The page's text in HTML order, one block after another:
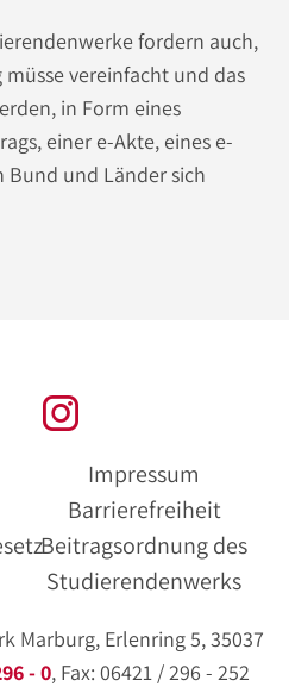
fordern auch,
vereinfacht und das
in Form eines
einer e-Akte, eines e-
Bund und Länder sich
Impressum
Barrierefreiheit
Beitragsordnung des
Studierendenwerks
Marburg, Erlenring 5, 35037
- 0, Fax: 06421 / 296 - 252